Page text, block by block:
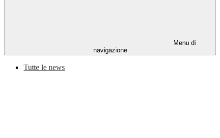
Menu di
navigazione
Tutte le news